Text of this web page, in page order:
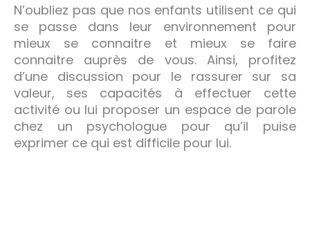
N’oubliez pas que nos enfants utilisent ce qui
se passe dans leur environnement pour
mieux se connaitre et mieux se faire
connaitre auprès de vous. Ainsi, profitez
d’une discussion pour le rassurer sur sa
valeur, ses capacités à effectuer cette
activité ou lui proposer un espace de parole
chez un psychologue pour qu’il puise
exprimer ce qui est difficile pour lui.